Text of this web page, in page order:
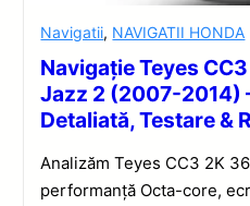
Navigatii, NAVIGATII HONDA
Navigație Teyes
Jazz 2 (2007-2014)
Detaliată, Testare &
Analizăm Teyes CC3 2K
performanță Octa-core,